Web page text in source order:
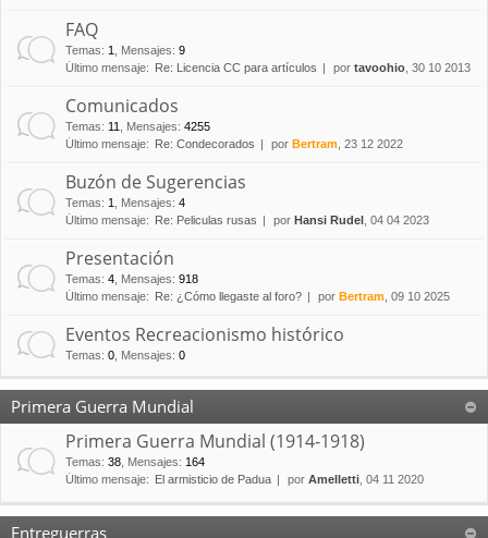
FAQ
Temas: 1 Mensajes: 9
Último mensaje:
Re: Licencia CC para artículos por tavoohio , 30 10 2013
Comunicados
Temas: 11 Mensajes: 4255
Último mensaje:
Re: Condecorados por Bertram , 23 12 2022
Buzón de Sugerencias
Temas: 1 Mensajes: 4
Último mensaje:
Re: Peliculas rusas por Hansi Rudel , 04 04 2023
Presentación
Temas: 4 Mensajes: 918
Último mensaje:
Re: ¿Cómo llegaste al foro? por Bertram , 09 10 2025
Eventos Recreacionismo histórico
Temas: 0 Mensajes: 0
Primera Guerra Mundial
Primera Guerra Mundial (1914-1918)
Temas: 38 Mensajes: 164
Último mensaje:
El armisticio de Padua por Amelletti , 04 11 2020
Entreguerras